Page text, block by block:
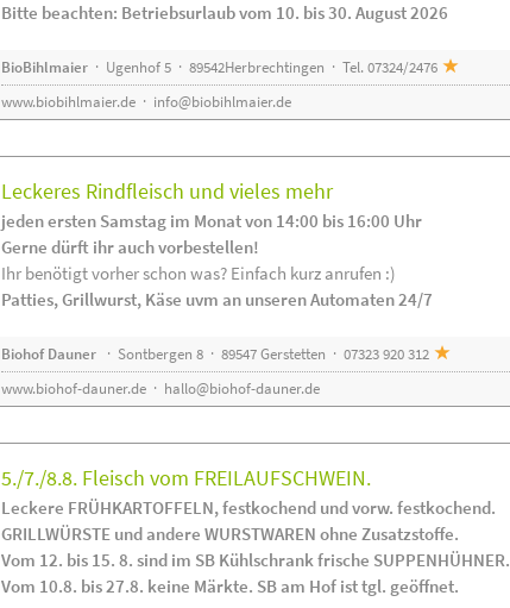
Bitte beachten: Betriebsurlaub vom 10. bis 30. August 2026
BioBihlmaier· Ugenhof 5 · 89542Herbrechtingen · Tel. 07324/2476
www.biobihlmaier.de· info@biobihlmaier.de
Leckeres Rindfleisch und vieles mehr
jeden ersten Samstag im Monat von 14:00 bis 16:00 Uhr
Gerne dürft ihr auch vorbestellen!
Ihr benötigt vorher schon was? Einfach kurz anrufen :)
Patties, Grillwurst, Käse uvm an unseren Automaten 24/7
Biohof Dauner · Sontbergen 8 · 89547 Gerstetten · 07323 920 312
www.biohof-dauner.de· hallo@biohof-dauner.de
5./7./8.8. Fleisch vom FREILAUFSCHWEIN.
Leckere FRÜHKARTOFFELN, festkochend und vorw. festkochend.
GRILLWÜRSTE und andere WURSTWAREN ohne Zusatzstoffe.
Vom 12. bis 15. 8. sind im SB Kühlschrank frische SUPPENHÜHNER.
Vom 10.8. bis 27.8. keine Märkte. SB am Hof ist tgl. geöffnet.